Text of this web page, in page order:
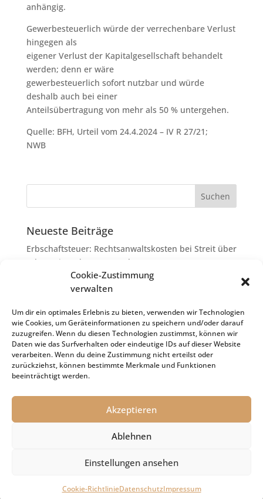
Cookie-Zustimmung
verwalten
Um dir ein optimales Erlebnis zu bieten, verwenden wir Technologien
wie Cookies, um Geräteinformationen zu speichern und/oder darauf
zuzugreifen. Wenn du diesen Technologien zustimmst, können wir
Daten wie das Surfverhalten oder eindeutige IDs auf dieser Website
verarbeiten. Wenn du deine Zustimmung nicht erteilst oder
zurückziehst, können bestimmte Merkmale und Funktionen
beeinträchtigt werden.
Akzeptieren
Ablehnen
Einstellungen ansehen
Cookie-RichtlinieDatenschutzImpressum
anhängig.
Gewerbesteuerlich würde der verrechenbare Verlust
hingegen als
eigener Verlust der Kapitalgesellschaft behandelt
werden; denn er wäre
gewerbesteuerlich sofort nutzbar und würde
deshalb auch bei einer
Anteilsübertragung von mehr als 50 % untergehen.
Quelle: BFH, Urteil vom 24.4.2024 – IV R 27/21;
NWB
Neueste Beiträge
Erbschaftsteuer: Rechtsanwaltskosten bei Streit über
Erbauseinandersetzung als
Nachlassverbindlichkeiten
Umsatzsteuer-Umrechnungskurse Juli 2026
Keine Steuerfreiheit eines sog. Konfusionsgewinns
bei Mutterkapitalgesellschaft
Schenkungsteuer: Zinssatz von 5,5 % für die
Bewertung von Leibrenten verfassungsgemäß
Passivierung einer Verbindlichkeit im
Cookie-Richtlinie (EU)
© 2021 Kanzlei Dr. Holger Sachs